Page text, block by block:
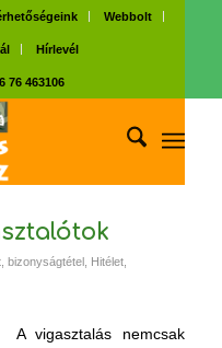
Webbolt
Hírlevél
76 463106
bizonyságtétel, Hitélet,
A vigasztalás nemcsak